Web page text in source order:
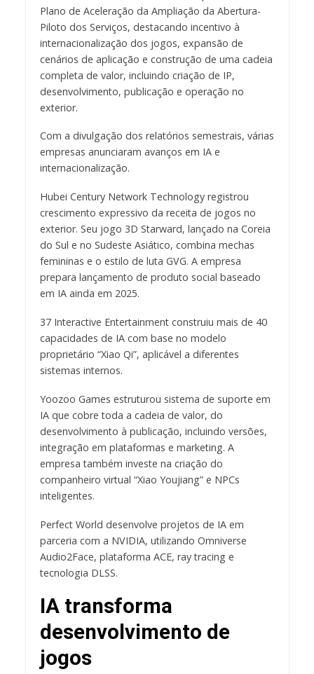
Plano de Aceleração da Ampliação da Abertura-
Piloto dos Serviços, destacando incentivo à
internacionalização dos jogos, expansão de
cenários de aplicação e construção de uma cadeia
completa de valor, incluindo criação de IP,
desenvolvimento, publicação e operação no
exterior.
Com a divulgação dos relatórios semestrais, várias
empresas anunciaram avanços em IA e
internacionalização.
Hubei Century Network Technology registrou
crescimento expressivo da receita de jogos no
exterior. Seu jogo 3D Starward, lançado na Coreia
do Sul e no Sudeste Asiático, combina mechas
femininas e o estilo de luta GVG. A empresa
prepara lançamento de produto social baseado
em IA ainda em 2025.
37 Interactive Entertainment construiu mais de 40
capacidades de IA com base no modelo
proprietário “Xiao Qi”, aplicável a diferentes
sistemas internos.
Yoozoo Games estruturou sistema de suporte em
IA que cobre toda a cadeia de valor, do
desenvolvimento à publicação, incluindo versões,
integração em plataformas e marketing. A
empresa também investe na criação do
companheiro virtual “Xiao Youjiang” e NPCs
inteligentes.
Perfect World desenvolve projetos de IA em
parceria com a NVIDIA, utilizando Omniverse
Audio2Face, plataforma ACE, ray tracing e
tecnologia DLSS.
IA transforma
desenvolvimento de
jogos